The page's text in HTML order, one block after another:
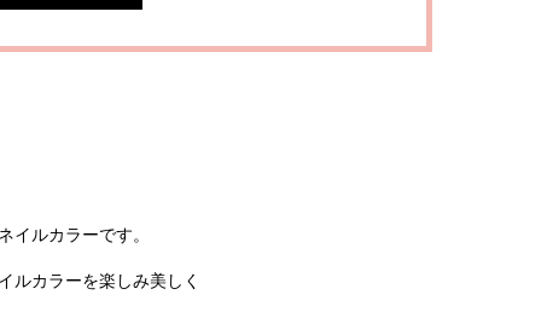
ルカラーです。
ルカラーを楽しみ美しく